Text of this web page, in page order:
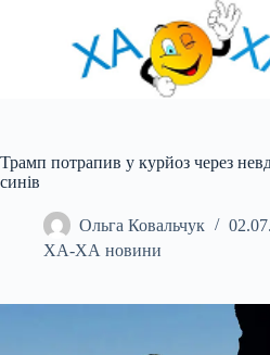
Трамп потрапив у курйоз через
синів
Ольга Ковальчук
ХА-ХА новини